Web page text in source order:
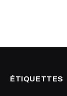
ÉTIQUETTES